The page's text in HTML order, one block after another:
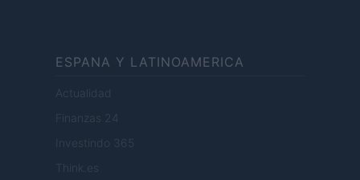
ESPANA Y LATINOAMERICA
Actualidad
Finanzas 24
Investindo 365
Think.es